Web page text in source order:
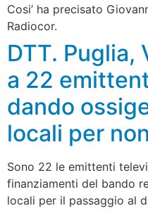
Cosi’ ha precisato
Radiocor.
DTT. Puglia,
a 22
dando
locali per
Sono 22 le emittenti
finanziamenti del bando
locali per il passaggio al